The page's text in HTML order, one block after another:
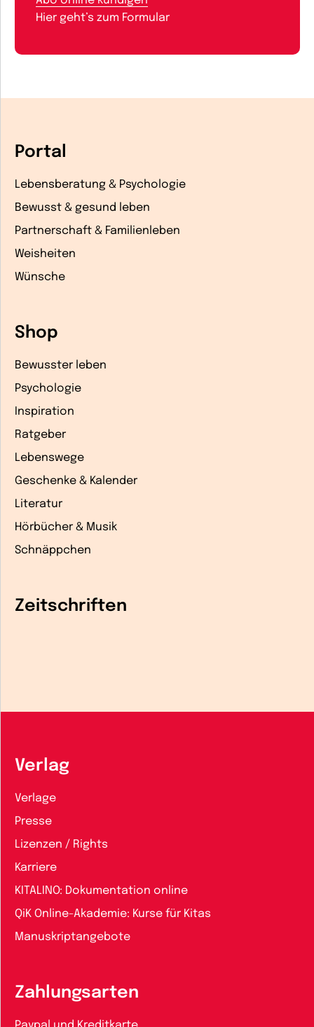
Hier geht’s zum Formular
Portal
Lebensberatung & Psychologie
Bewusst & gesund leben
Partnerschaft & Familienleben
Weisheiten
Wünsche
Shop
Bewusster leben
Psychologie
Inspiration
Ratgeber
Lebenswege
Geschenke & Kalender
Literatur
Hörbücher & Musik
Schnäppchen
Zeitschriften
Verlag
Verlage
Presse
Lizenzen / Rights
Karriere
KITALINO: Dokumentation online
QiK Online-Akademie: Kurse für Kitas
Manuskriptangebote
Zahlungsarten